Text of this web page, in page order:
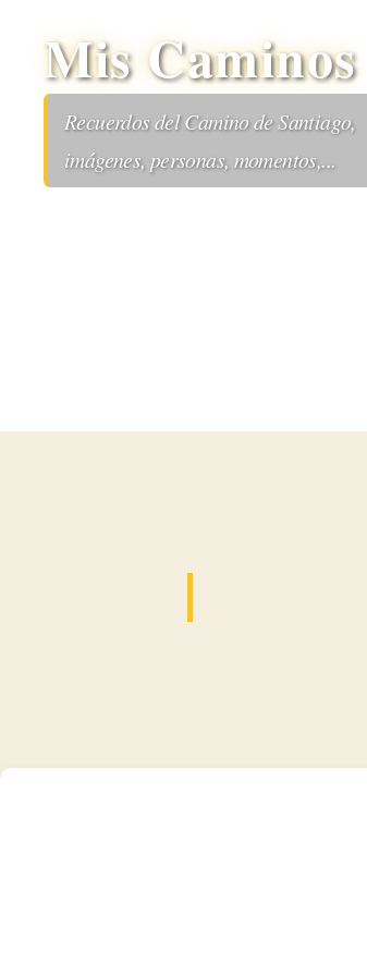
Mis Caminos
Recuerdos del Camino de Santiago,
imágenes, personas, momentos,...